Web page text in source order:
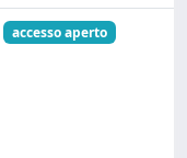
accesso aperto